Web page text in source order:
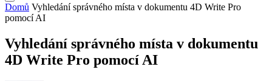
Domů Vyhledání správného místa v dokumentu 4D Write Pro
pomocí AI
Vyhledání správného místa v dokumentu
4D Write Pro pomocí AI